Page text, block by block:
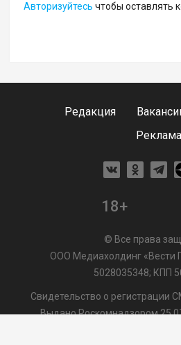
Авторизуйтесь чтобы оставлять
Редакция
Реклама
18+
© Все права
ООО Медиахолдинг «Вести
5028035348; КПП
Свидетельство о регистрации
Выдано Роскомнадзором